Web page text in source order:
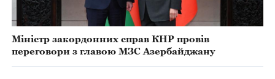
Міністр закордонних справ КНР провів
переговори з главою МЗС Азербайджану